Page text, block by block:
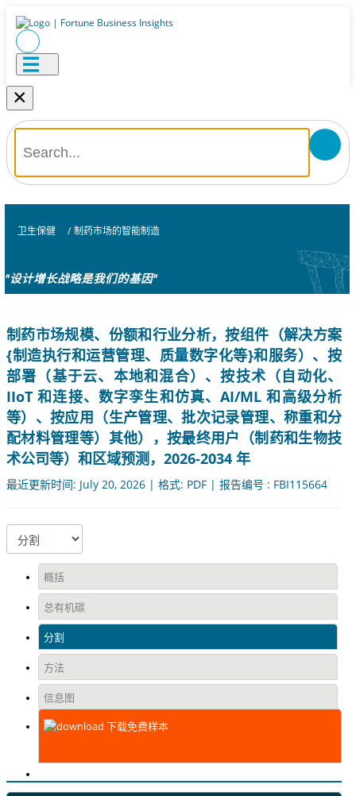
×
卫生保健 / 制药市场的智能制造
"设计增长战略是我们的基因"
制药市场规模、份额和行业分析，按组件（解决方案
{制造执行和运营管理、质量数字化等}和服务）、按
部署（基于云、本地和混合）、按技术（自动化、
IIoT 和连接、数字孪生和仿真、AI/ML 和高级分析
等）、按应用（生产管理、批次记录管理、称重和分
配材料管理等）其他），按最终用户（制药和生物技
术公司等）和区域预测，2026-2034 年
最近更新时间: July 20, 2026 | 格式: PDF | 报告编号 : FBI115664
概括
总有机碳
分割
方法
信息图
下载免费样本